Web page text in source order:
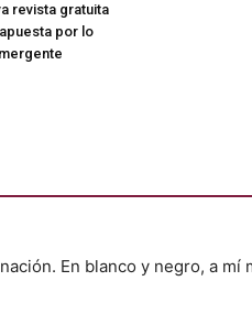
revista gratuita
por lo
En blanco y negro, a mí